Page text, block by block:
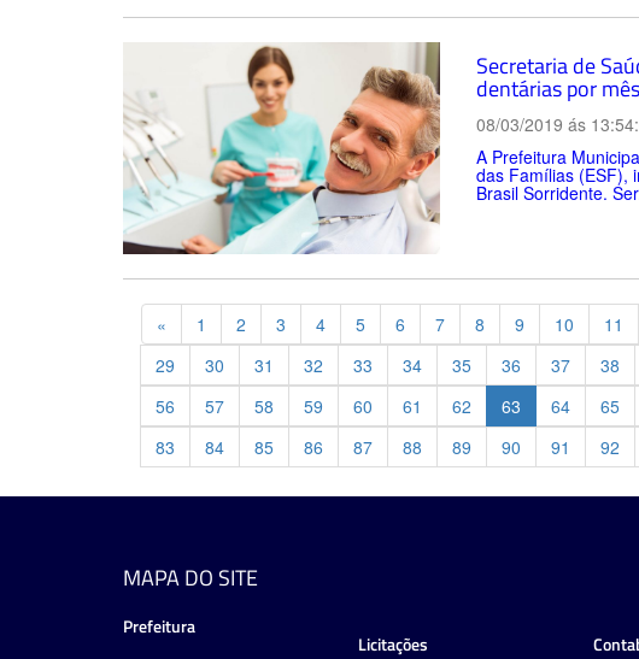
Secretaria de
dentárias por mês
08/03/2019 ás
A Prefeitura
das Famílias (ESF),
Brasil Sorridente.
« Previous
1 2 3 4 5 6 7 8 9 10 11
29
30 31 32 33 34 35 36 37 38
56
57 58 59 60 61 62 63 64 65
83
84 85 86 87 88 89 90 91 92
MAPA DO SITE
Prefeitura
Licitações